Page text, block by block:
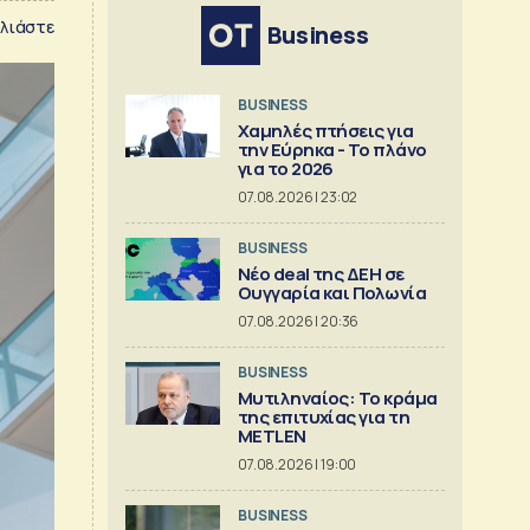
Business
BUSINESS
Χαμηλές πτήσεις για
την Εύρηκα - Το πλάνο
για το 2026
07.08.2026 | 23:02
BUSINESS
Νέο deal της ΔΕΗ σε
Ουγγαρία και Πολωνία
07.08.2026 | 20:36
BUSINESS
Μυτιληναίος: Το κράμα
της επιτυχίας για τη
METLEN
07.08.2026 | 19:00
BUSINESS